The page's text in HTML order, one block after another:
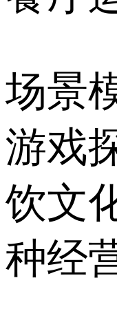
场景
游戏
饮文
种经